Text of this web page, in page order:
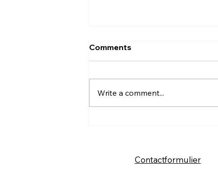
Comments
Write a comment...
Contactformulier